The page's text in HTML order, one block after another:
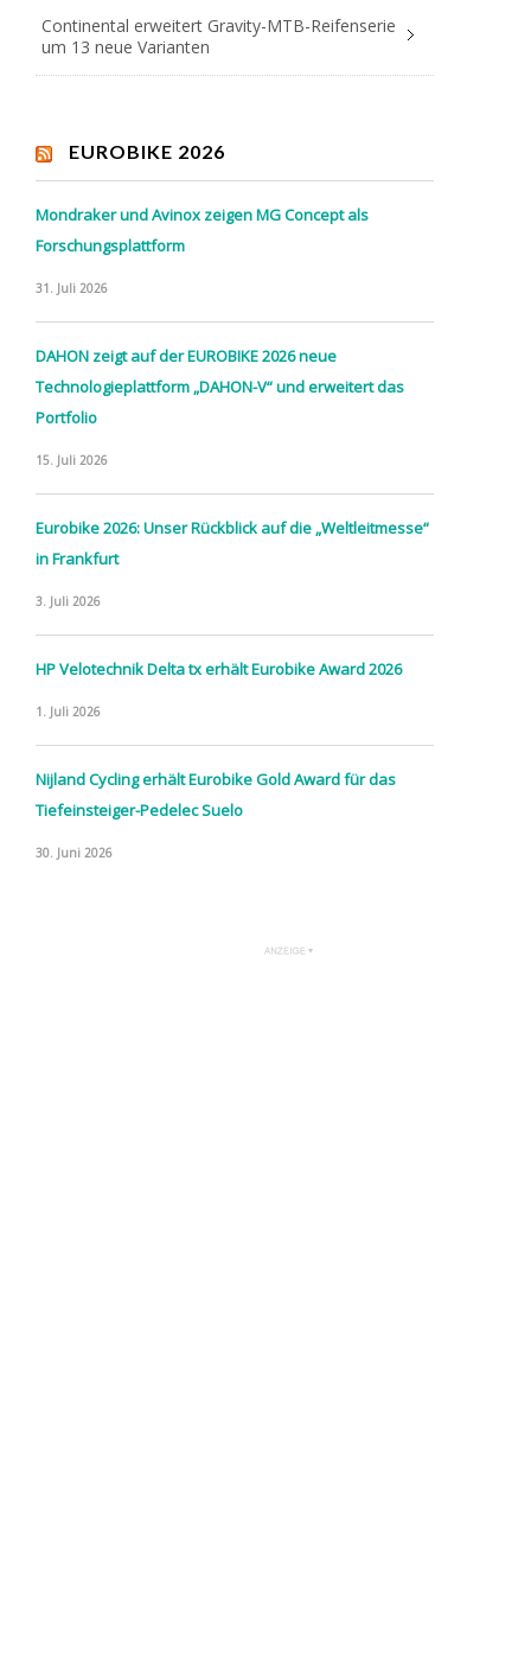
Continental erweitert Gravity-MTB-Reifenserie
um 13 neue Varianten
EUROBIKE 2026
Mondraker und Avinox zeigen MG Concept als
Forschungsplattform
31. Juli 2026
DAHON zeigt auf der EUROBIKE 2026 neue
Technologieplattform „DAHON-V“ und erweitert das
Portfolio
15. Juli 2026
Eurobike 2026: Unser Rückblick auf die „Weltleitmesse“
in Frankfurt
3. Juli 2026
HP Velotechnik Delta tx erhält Eurobike Award 2026
1. Juli 2026
Nijland Cycling erhält Eurobike Gold Award für das
Tiefeinsteiger-Pedelec Suelo
30. Juni 2026